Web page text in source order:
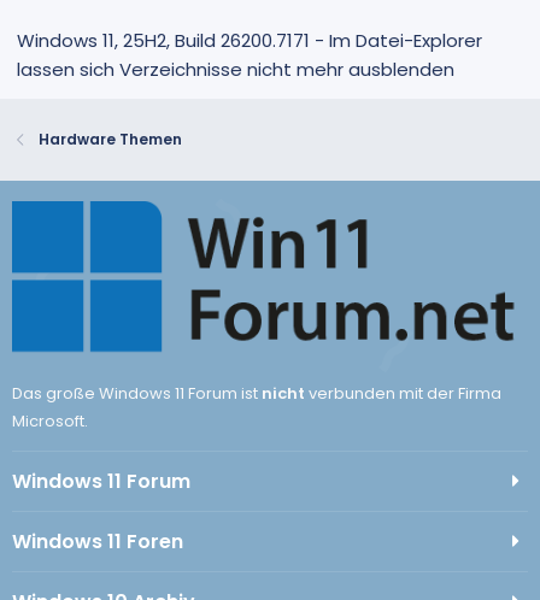
Windows 11, 25H2, Build 26200.7171 - Im Datei-Explorer
lassen sich Verzeichnisse nicht mehr ausblenden
Hardware Themen
Das große Windows 11 Forum ist nicht verbunden mit der Firma
Microsoft.
Windows 11 Forum
Windows 11 Foren